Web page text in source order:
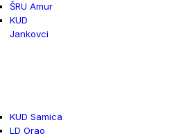
ŠRU Amur
KUD
Jankovci
KUD Samica
LD Orao